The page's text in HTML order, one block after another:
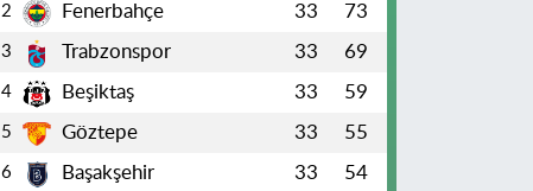
2 Fenerbahçe 33 73
3 Trabzonspor 33 69
4 Beşiktaş 33 59
5 Göztepe 33 55
6 Başakşehir 33 54